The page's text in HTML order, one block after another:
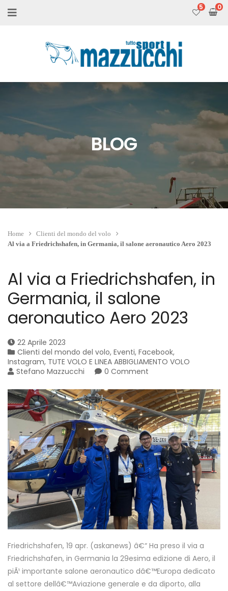
5
BLOG
Home
Clienti del mondo del volo
Al via a Friedrichshafen, in Germania, il salone aeronautico Aero 2023
Al via a Friedrichshafen, in
Germania, il salone
aeronautico Aero 2023
22 Aprile 2023
Clienti del mondo del volo, Eventi, Facebook,
Instagram, TUTE VOLO E LINEA ABBIGLIAMENTO VOLO
Stefano Mazzucchi
0 Comment
Friedrichshafen, 19 apr. (askanews) â€“ Ha preso il via a
Friedrichshafen, in Germania la 29esima edizione di Aero, il
piÃ¹ importante salone aeronautico dâ€™Europa dedicato
al settore dellâ€™Aviazione generale e da diporto, alla